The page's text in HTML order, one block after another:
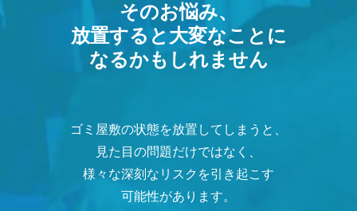
そのお悩み、
放置すると大変なことに
なるかもしれません
ゴミ屋敷の状態を放置してしまうと、
見た目の問題だけではなく、
様々な深刻なリスクを引き起こす
可能性があります。